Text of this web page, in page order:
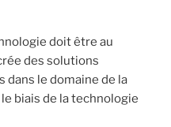
doit être au
des solutions
dans le domaine de la
biais de la technologie